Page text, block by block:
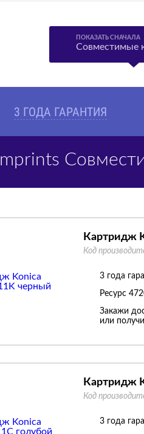
ПОКАЗАТЬ СНАЧАЛА
Совместимые
3 ГОДА ГАРАНТИЯ
Imprints
Картридж
Код
3 года
Ресурс
Закажи
или
Картридж
Код
3 года